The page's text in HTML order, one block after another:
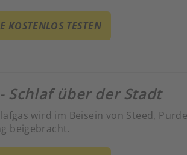
KOSTENLOS TESTEN
Schlaf über der Stadt
wird im Beisein von Steed,
beigebracht.